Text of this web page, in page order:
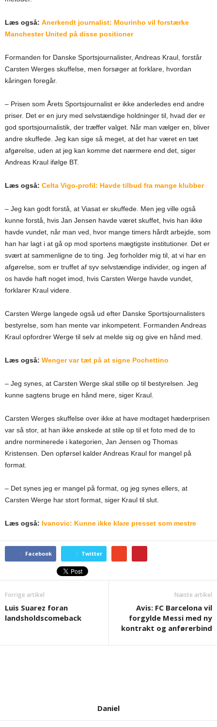
Læs også: Anerkendt journalist: Mourinho vil forstærke
Manchester United på disse positioner
Formanden for Danske Sportsjournalister, Andreas Kraul, forstår
Carsten Werges skuffelse, men forsøger at forklare, hvordan
kåringen foregår.
– Prisen som Årets Sportsjournalist er ikke anderledes end andre
priser. Det er en jury med selvstændige holdninger til, hvad der er
god sportsjournalistik, der træffer valget. Når man vælger en, bliver
andre skuffede. Jeg kan sige så meget, at det har været en tæt
afgørelse, uden at jeg kan komme det nærmere end det, siger
Andreas Kraul ifølge BT.
Læs også: Celta Vigo-profil: Havde tilbud fra mange klubber
– Jeg kan godt forstå, at Viasat er skuffede. Men jeg ville også
kunne forstå, hvis Jan Jensen havde været skuffet, hvis han ikke
havde vundet, når man ved, hvor mange timers hårdt arbejde, som
han har lagt i at gå op mod sportens mægtigste institutioner. Det er
svært at sammenligne de to ting. Jeg forholder mig til, at vi har en
afgørelse, som er truffet af syv selvstændige individer, og ingen af
os havde haft noget imod, hvis Carsten Werge havde vundet,
forklarer Kraul videre.
Carsten Werge langede også ud efter Danske Sportsjournalisters
bestyrelse, som han mente var inkompetent. Formanden Andreas
Kraul opfordrer Werge til selv at melde sig og give en hånd med.
Læs også: Wenger var tæt på at signe Pochettino
– Jeg synes, at Carsten Werge skal stille op til bestyrelsen. Jeg
kunne sagtens bruge en hånd mere, siger Kraul.
Carsten Werges skuffelse over ikke at have modtaget hæderprisen
var så stor, at han ikke ønskede at stile op til et foto med de to
andre norminerede i kategorien, Jan Jensen og Thomas
Kristensen. Den opførsel kalder Andreas Kraul for mangel på
format.
– Det synes jeg er mangel på format, og jeg synes ellers, at
Carsten Werge har stort format, siger Kraul til slut.
Læs også: Ivanovic: Kunne ikke klare presset som mestre
Facebook Twitter
Forrige artikel
Luis Suarez foran
landsholdscomeback
Næste artikel
Avis: FC Barcelona vil
forgylde Messi med ny
kontrakt og anførerbind
Daniel